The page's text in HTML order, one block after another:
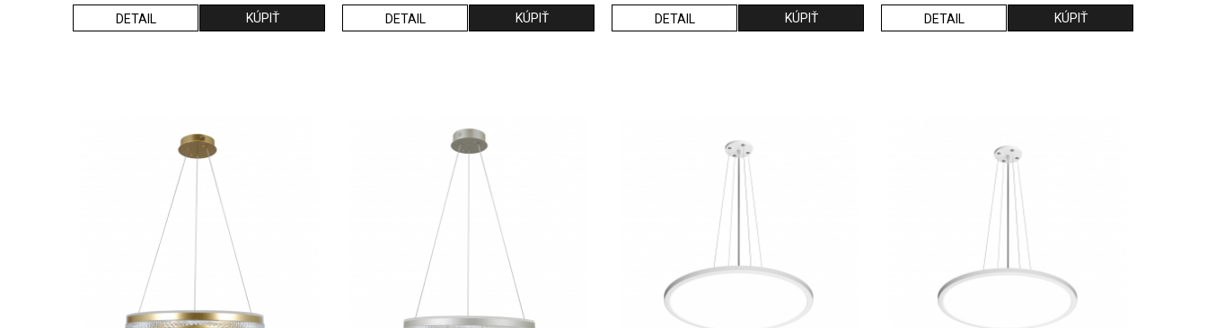
DETAIL DETAIL DETAIL DETAIL